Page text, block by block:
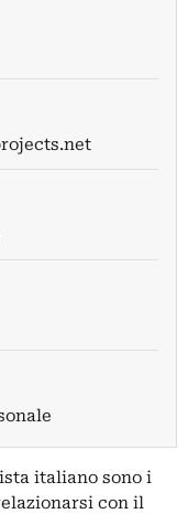
italiano sono i
con il